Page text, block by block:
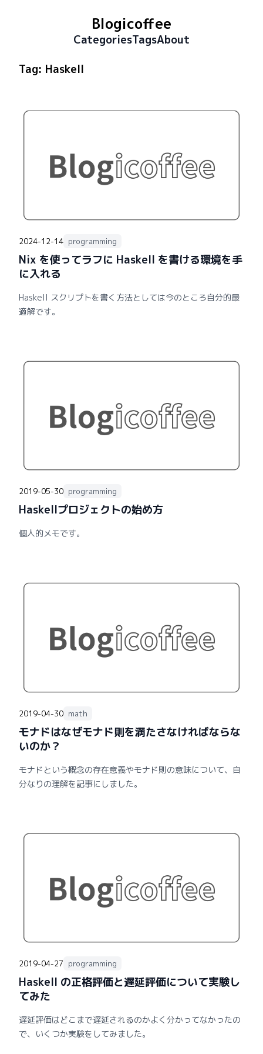
Blogicoffee
CategoriesTagsAbout
Tag: Haskell
2024-12-14 programming
Nix を使ってラフに Haskell を書ける環境を手
に入れる
Haskell スクリプトを書く方法としては今のところ自分的最
適解です。
2019-05-30 programming
Haskellプロジェクトの始め方
個人的メモです。
2019-04-30 math
モナドはなぜモナド則を満たさなければならな
いのか？
モナドという概念の存在意義やモナド則の意味について、自
分なりの理解を記事にしました。
2019-04-27 programming
Haskell の正格評価と遅延評価について実験し
てみた
遅延評価はどこまで遅延されるのかよく分かってなかったの
で、いくつか実験をしてみました。